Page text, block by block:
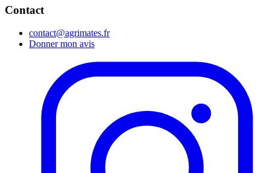
Contact
contact@agrimates.fr
Donner mon avis